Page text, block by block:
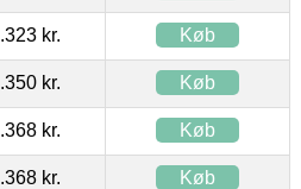
kr. Køb
kr. Køb
kr. Køb
kr. Køb